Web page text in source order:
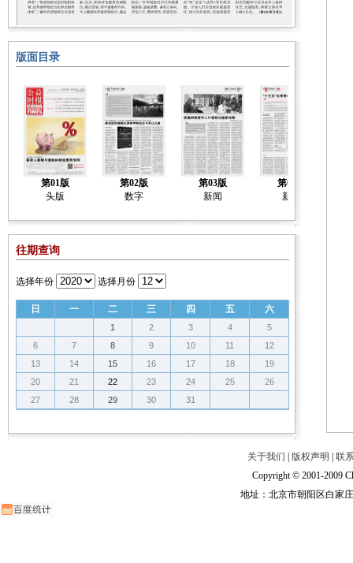
版面目录
第01版
头版
第02版
数字
第03版
新闻
第04版
新闻
往期查询
选择年份 选择月份
日 一 二 三 四 五 六
1 2 3 4
5
6
7 8 9 10 11
12
13
14 15 16 17 18
19
20
21 22 23 24 25
26
27
28 29 30 31
关于我们 版权声明
联
Copyright © 2001-2009
地址：北京市朝阳区白家